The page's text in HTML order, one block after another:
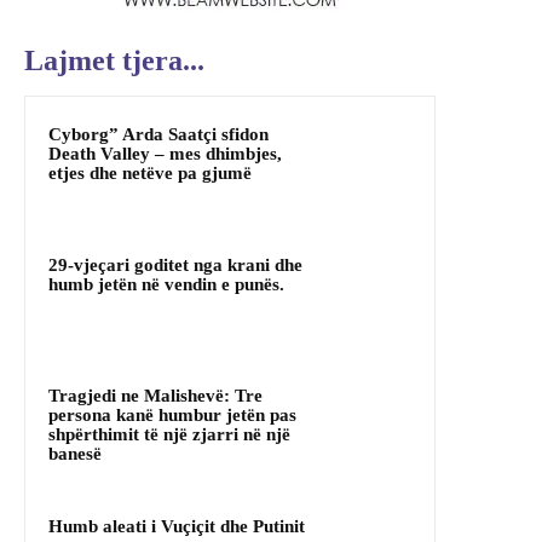
Lajmet tjera...
Cyborg” Arda Saatçi sfidon
Death Valley – mes dhimbjes,
etjes dhe netëve pa gjumë
29-vjeçari goditet nga krani dhe
humb jetën në vendin e punës.
Tragjedi ne Malishevë: Tre
persona kanë humbur jetën pas
shpërthimit të një zjarri në një
banesë
Humb aleati i Vuçiçit dhe Putinit